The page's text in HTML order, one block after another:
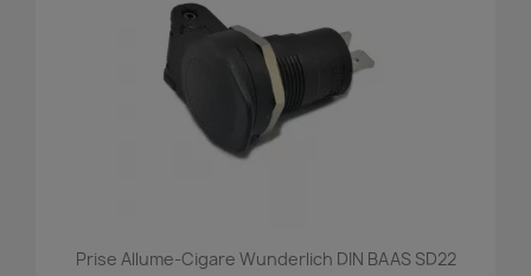
Prise Allume-Cigare Wunderlich DIN BAAS SD22